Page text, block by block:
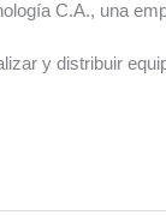
C.A., una
y distribuir